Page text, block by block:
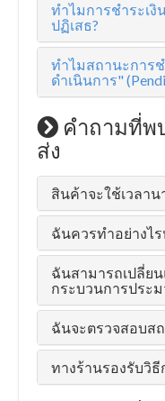
ทำไมการชำระเ
ปฏิเสธ?
ทำไมสถานะการ
ดำเนินการ"
คำถามที่พ
ส่ง
สินค้าจะใช้เวลา
ฉันควรทำอย่างไ
ฉันสามารถเปลี่ย
กระบวนการประ
ฉันจะตรวจสอบส
ทางร้านรองรับวิธี